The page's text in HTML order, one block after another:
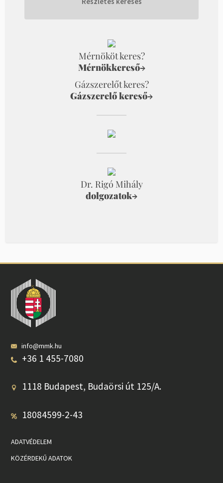
Mérnököt keres?
Mérnökkereső→
Gázszerelőt keres?
Gázszerelő kereső→
Dr. Rigó Mihály
dolgozatok→
info@mmk.hu
+36 1 455-7080
1118 Budapest, Budaörsi út 125/A.
18084599-2-43
ADATVÉDELEM
KÖZÉRDEKŰ ADATOK